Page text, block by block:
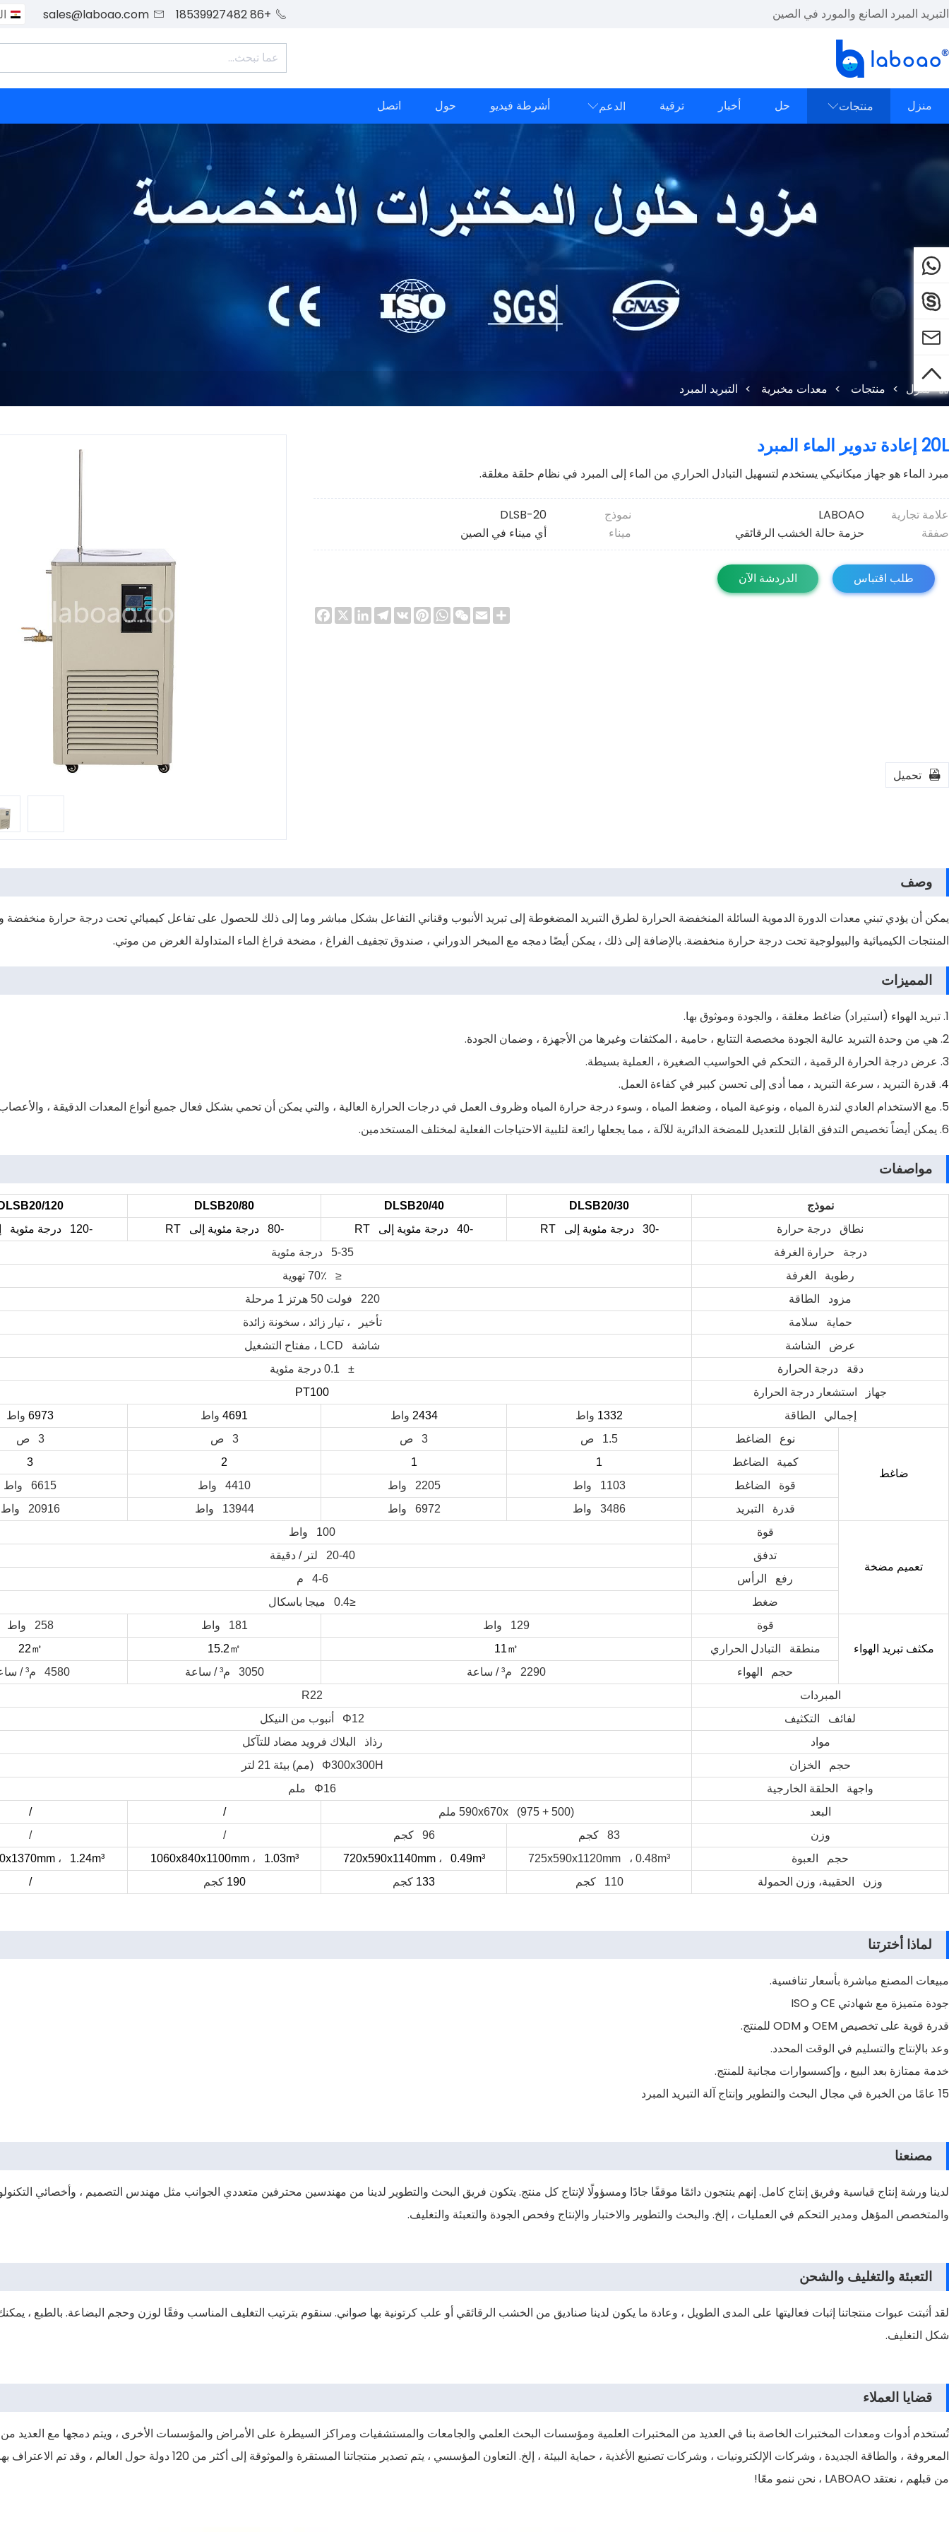
التبريد المبرد الصانع والمورد في الصين 
+86 18539927482

sales@laboao.com
منزل منتجات حل أخبار ترقية الدعم أشرطة فيديو حول اتصل
منزل > منتجات > معدات مخبرية > التبريد المبرد
20L إعادة تدوير الماء المبرد
مبرد الماء هو جهاز ميكانيكي يستخدم لتسهيل التبادل الحراري من الماء إلى المبرد في نظام حلقة مغلقة.
نموذج DLSB-20 علامة تجارية
LABOAO
ميناء
أي ميناء في الصين صفقة حزمة حالة الخشب الرقائقي
طلب اقتباس الدردشة الآن
Facebook X
LinkedIn
Telegram VK
Pinterest
WhatsApp
WeChatEmailShare
 تحميل
وصف
يمكن أن يؤدي تبني معدات الدورة الدموية السائلة المنخفضة الحرارة لطرق التبريد المضغوطة إلى تبريد الأنبوب وقناني التفاعل بشكل مباشر وما إلى ذلك للحصول على تفاعل كيميائي تحت درجة حرارة منخفضة
المنتجات الكيميائية والبيولوجية تحت درجة حرارة منخفضة. بالإضافة إلى ذلك ، يمكن أيضًا دمجه مع المبخر الدوراني ، صندوق تجفيف الفراغ ، مضخة فراغ الماء المتداولة الغرض من موتي.
المميزات
1. تبريد الهواء (استيراد) ضاغط مغلقة ، والجودة وموثوق بها.
2. هي من وحدة التبريد عالية الجودة مخصصة التتابع ، حامية ، المكثفات وغيرها من الأجهزة ، وضمان الجودة.
3. عرض درجة الحرارة الرقمية ، التحكم في الحواسيب الصغيرة ، العملية بسيطة.
4. قدرة التبريد ، سرعة التبريد ، مما أدى إلى تحسن كبير في كفاءة العمل.
5. مع الاستخدام العادي لندرة المياه ، ونوعية المياه ، وضغط المياه ، وسوء درجة حرارة المياه وظروف العمل في درجات الحرارة العالية ، والتي يمكن أن تحمي بشكل فعال جميع أنواع المعدات الدقيقة ، والأعصاب.
6. يمكن أيضاً تخصيص التدفق القابل للتعديل للمضخة الدائرية للآلة ، مما يجعلها رائعة لتلبية الاحتياجات الفعلية لمختلف المستخدمين.
مواصفات
نموذج DLSB20/30
DLSB20/40
DLSB20/80
120
نطاق درجة حرارة
-30 درجة مئوية إلى RT -40 درجة مئوية إلى RT -80 درجة مئوية إلى RT
-120 درجة مئوية إلى RT
درجة حرارة الغرفة
5-35 درجة مئوية
رطوبة الغرفة
≤ 70٪ تهوية
مزود الطاقة
220 فولت 50 هرتز 1 مرحلة
حماية سلامة
تأخير ، تيار زائد ، سخونة زائدة
عرض الشاشة
شاشة LCD ، مفتاح التشغيل
دقة درجة الحرارة
± 0.1 درجة مئوية
جهاز استشعار درجة الحرارة
PT100
إجمالي الطاقة
1332 واط 2434 واط 4691 واط 6973 واط
ضاغط
نوع الضاغط 1.5 ص 3 ص 3 ص
3 ص
كمية الضاغط
1
1
2
3
قوة الضاغط
1103 واط 2205 واط 4410 واط
6615 واط
قدرة التبريد
3486 واط 6972 واط 13944 واط 20916 واط
تعميم مضخة
قوة
100 واط
تدفق
20-40 لتر / دقيقة
رفع الرأس
4-6 م
ضغط
≤0.4 ميجا باسكال
مكثف تبريد الهواء
قوة 129 واط 181 واط
258 واط
منطقة التبادل الحراري
11㎡
15.2㎡
22㎡
حجم الهواء 2290 م³ / ساعة 3050 م³ / ساعة
4580 م³ / ساعة
المبردات
R22
لفائف التكثيف
Φ12 أنبوب من النيكل
مواد
رذاذ البلاك فرويد مضاد للتآكل
حجم الخزان
Φ300x300H (مم) بيئة 21 لتر
واجهة الحلقة الخارجية
Φ16 ملم
البعد
590x670x (975 + 500) ملم /
/
وزن
83 كجم 96 كجم /
/
حجم العبوة
725x590x1120mm ، 0.48m³ 720x590x1140mm، 0.49m³
1060x840x1100mm، 1.03m³ ، 1.24m³
وزن الحقيبة، وزن الحمولة
110 كجم 133 كجم 190 كجم /
لماذا أخترتنا
مبيعات المصنع مباشرة بأسعار تنافسية.
جودة متميزة مع شهادتي CE و ISO
قدرة قوية على تخصيص OEM و ODM للمنتج.
وعد بالإنتاج والتسليم في الوقت المحدد.
خدمة ممتازة بعد البيع ، وإكسسوارات مجانية للمنتج.
15 عامًا من الخبرة في مجال البحث والتطوير وإنتاج آلة التبريد المبرد
مصنعنا
لدينا ورشة إنتاج قياسية وفريق إنتاج كامل. إنهم ينتجون دائمًا موقفًا جادًا ومسؤولًا لإنتاج كل منتج. يتكون فريق البحث والتطوير لدينا من مهندسين محترفين متعددي الجوانب مثل مهندس التصميم ، وأخصائي
والمتخصص المؤهل ومدير التحكم في العمليات ، إلخ. والبحث والتطوير والاختبار والإنتاج وفحص الجودة والتعبئة والتغليف.
التعبئة والتغليف والشحن
لقد أثبتت عبوات منتجاتنا إثبات فعاليتها على المدى الطويل ، وعادة ما يكون لدينا صناديق من الخشب الرقائقي أو علب كرتونية بها صواني. سنقوم بترتيب التغليف المناسب وفقًا لوزن وحجم البضاعة. بالطبع ،
شكل التغليف.
قضايا العملاء
تُستخدم أدوات ومعدات المختبرات الخاصة بنا في العديد من المختبرات العلمية ومؤسسات البحث العلمي والجامعات والمستشفيات ومراكز السيطرة على الأمراض والمؤسسات الأخرى ، ويتم دمجها مع العديد من
المعروفة ، والطاقة الجديدة ، وشركات الإلكترونيات ، وشركات تصنيع الأغذية ، حماية البيئة ، إلخ. التعاون المؤسسي ، يتم تصدير منتجاتنا المستقرة والموثوقة إلى
من قبلهم ، نعتقد LABOAO ، نحن ننمو معًا!



